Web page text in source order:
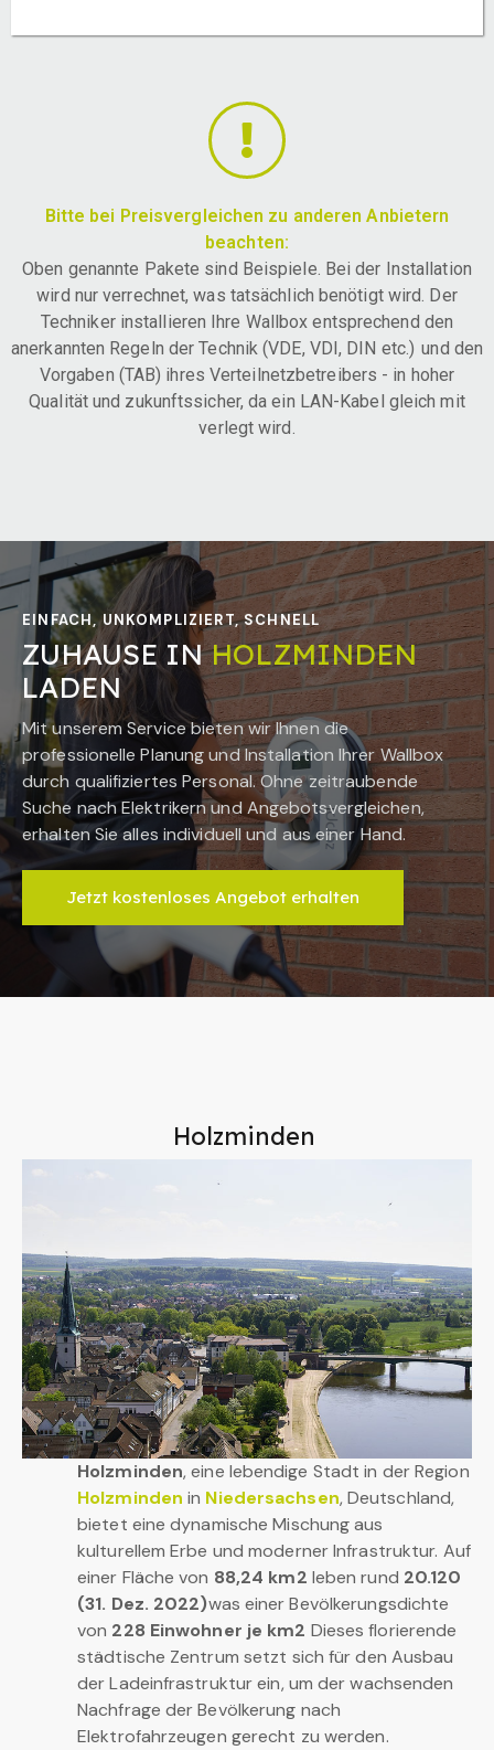
Bitte bei Preisvergleichen zu anderen Anbietern
beachten:
Oben genannte Pakete sind Beispiele. Bei der Installation
wird nur verrechnet, was tatsächlich benötigt wird. Der
Techniker installieren Ihre Wallbox entsprechend den
anerkannten Regeln der Technik (VDE, VDI, DIN etc.) und den
Vorgaben (TAB) ihres Verteilnetzbetreibers - in hoher
Qualität und zukunftssicher, da ein LAN-Kabel gleich mit
verlegt wird.
EINFACH, UNKOMPLIZIERT, SCHNELL
ZUHAUSE INHOLZMINDEN
LADEN
Mit unserem Service bieten wir Ihnen die
professionelle Planung und Installation Ihrer Wallbox
durch qualifiziertes Personal. Ohne zeitraubende
Suche nach Elektrikern und Angebotsvergleichen,
erhalten Sie alles individuell und aus einer Hand.
Jetzt kostenloses Angebot erhalten
Holzminden
Holzminden, eine lebendige Stadt in der Region
Holzminden in Niedersachsen, Deutschland,
bietet eine dynamische Mischung aus
kulturellem Erbe und moderner Infrastruktur. Auf
einer Fläche von 88,24 km2 leben rund 20.120
(31. Dez. 2022)was einer Bevölkerungsdichte
von 228 Einwohner je km2 Dieses florierende
städtische Zentrum setzt sich für den Ausbau
der Ladeinfrastruktur ein, um der wachsenden
Nachfrage der Bevölkerung nach
Elektrofahrzeugen gerecht zu werden.